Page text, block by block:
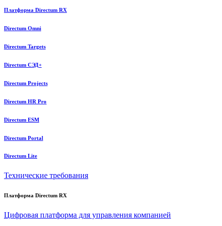
Платформа Directum RX
Directum Omni
Directum Targets
Directum СЭД+
Directum Projects
Directum HR Pro
Directum ESM
Directum Portal
Directum Lite
Технические требования
Платформа Directum RX
Цифровая платформа для управления компанией